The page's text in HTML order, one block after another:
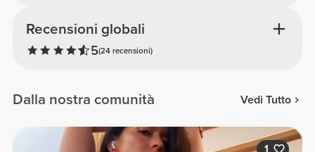
Recensioni globali
5(24 recensioni)
Dalla nostra comunità Vedi Tutto
1